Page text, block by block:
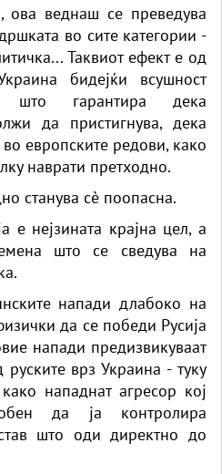
ова веднаш се преведува
во сите категории -
Таквиот ефект е од
бидејќи всушност
што гарантира дека
да пристигнува, дека
европските редови, како
наврати претходно.
станува сè поопасна.
е нејзината крајна цел, а
што се сведува на
напади длабоко на
да се победи Русија
напади предизвикуваат
врз Украина - туку
нападнат агресор кој
да ја контролира
што оди директно до